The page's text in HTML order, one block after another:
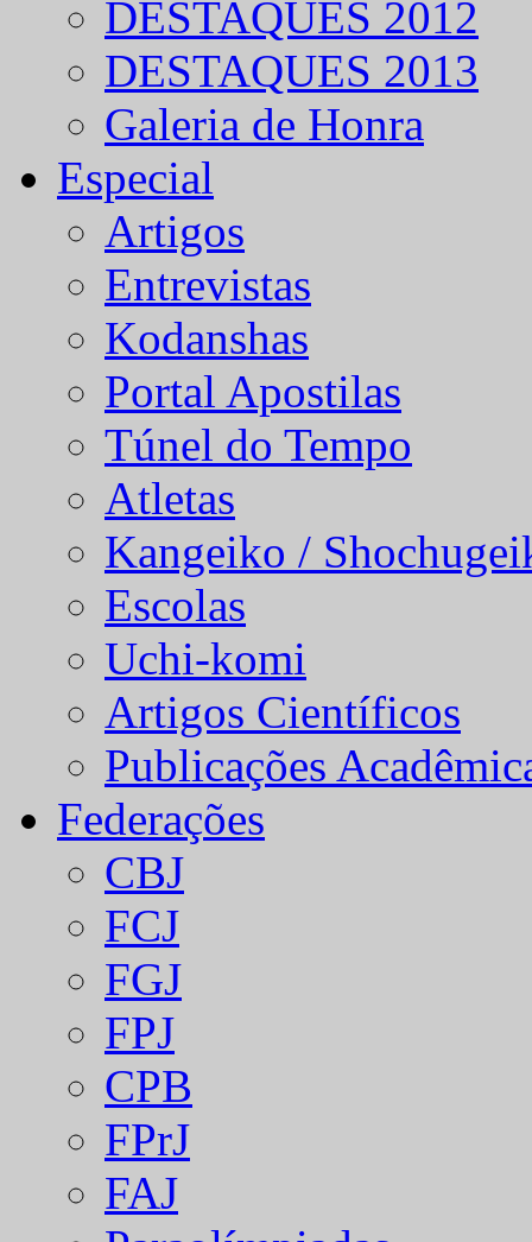
DESTAQUES 2012
DESTAQUES 2013
Galeria de Honra
Especial
Artigos
Entrevistas
Kodanshas
Portal Apostilas
Túnel do Tempo
Atletas
Kangeiko /
Escolas
Uchi-komi
Artigos Científicos
Publicações
Federações
CBJ
FCJ
FGJ
FPJ
CPB
FPrJ
FAJ